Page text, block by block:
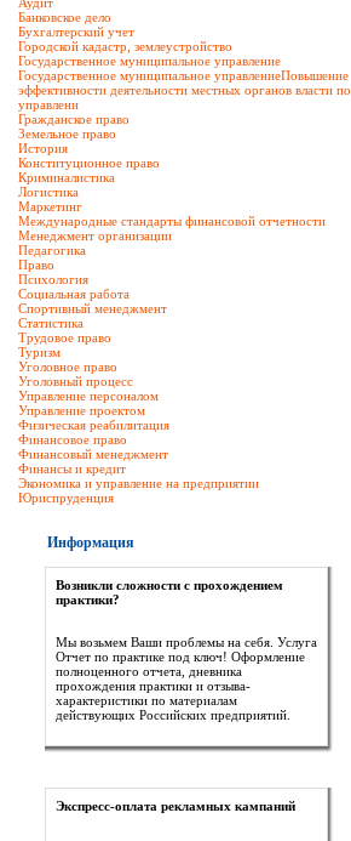
Банковское дело
Бухгалтерский учет
Городской кадастр, землеустройство
Государственное муниципальное управление
Государственное муниципальное управлениеПовышение
эффективности деятельности местных органов власти по
управлени
Гражданское право
Земельное право
История
Конституционное право
Криминалистика
Логистика
Маркетинг
Международные стандарты финансовой отчетности
Менеджмент организации
Педагогика
Право
Психология
Социальная работа
Спортивный менеджмент
Статистика
Трудовое право
Туризм
Уголовное право
Уголовный процесс
Управление персоналом
Управление проектом
Физическая реабилитация
Финансовое право
Финансовый менеджмент
Финансы и кредит
Экономика и управление на предприятии
Юриспруденция
Информация
Возникли сложности с прохождением
практики?
Мы возьмем Ваши проблемы на себя. Услуга
Отчет по практике под ключ! Оформление
полноценного отчета, дневника
прохождения практики и отзыва-
характеристики по материалам
действующих Российских предприятий.
Экспресс-оплата рекламных кампаний